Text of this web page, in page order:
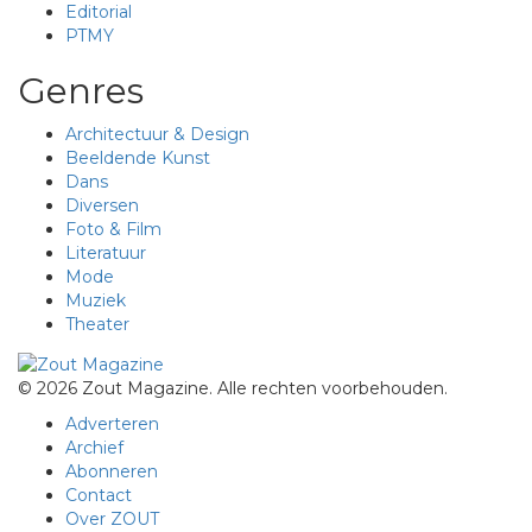
Editorial
PTMY
Genres
Architectuur & Design
Beeldende Kunst
Dans
Diversen
Foto & Film
Literatuur
Mode
Muziek
Theater
© 2026 Zout Magazine. Alle rechten voorbehouden.
Adverteren
Archief
Abonneren
Contact
Over ZOUT